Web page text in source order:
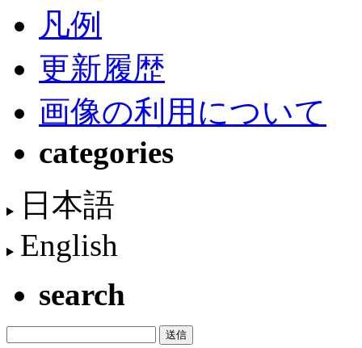
凡例
更新履歴
画像の利用について
categories
日本語
English
search